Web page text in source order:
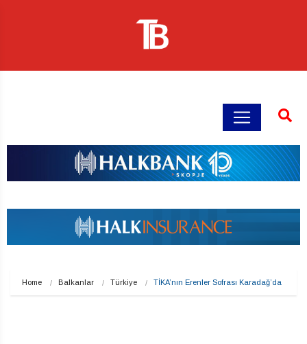
Home Balkanlar Türkiye TİKA’nın Erenler Sofrası Karadağ’da